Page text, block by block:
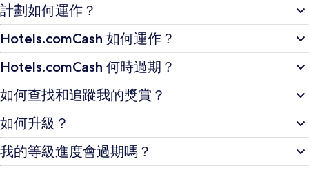
計劃如何運作？
Hotels.comCash 如何運作？
Hotels.comCash 何時過期？
如何查找和追蹤我的獎賞？
如何升級？
我的等級進度會過期嗎？